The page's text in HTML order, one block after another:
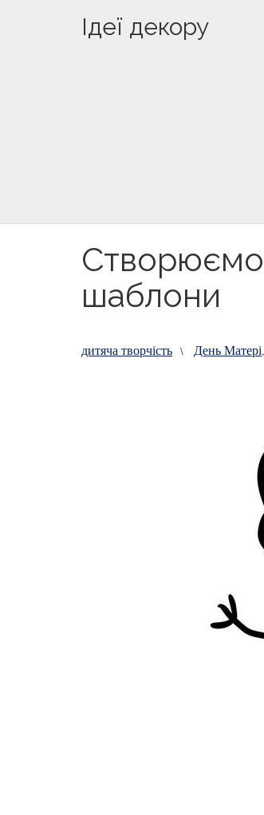
Ідеї декору
Створюємо
шаблони
дитяча творчість \ День Матері,